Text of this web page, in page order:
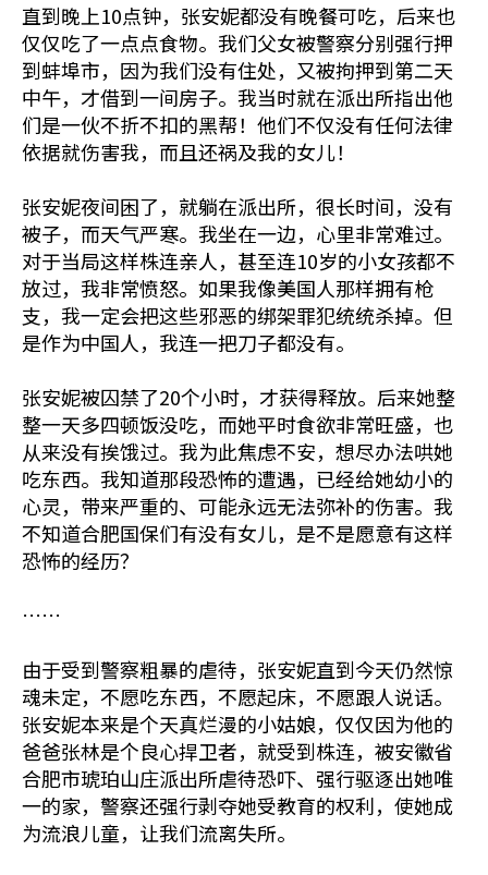
直到晚上10点钟，张安妮都没有晚餐可吃，后来也
仅仅吃了一点点食物。我们父女被警察分别强行押
到蚌埠市，因为我们没有住处，又被拘押到第二天
中午，才借到一间房子。我当时就在派出所指出他
们是一伙不折不扣的黑帮！他们不仅没有任何法律
依据就伤害我，而且还祸及我的女儿！
张安妮夜间困了，就躺在派出所，很长时间，没有
被子，而天气严寒。我坐在一边，心里非常难过。
对于当局这样株连亲人，甚至连10岁的小女孩都不
放过，我非常愤怒。如果我像美国人那样拥有枪
支，我一定会把这些邪恶的绑架罪犯统统杀掉。但
是作为中国人，我连一把刀子都没有。
张安妮被囚禁了20个小时，才获得释放。后来她整
整一天多四顿饭没吃，而她平时食欲非常旺盛，也
从来没有挨饿过。我为此焦虑不安，想尽办法哄她
吃东西。我知道那段恐怖的遭遇，已经给她幼小的
心灵，带来严重的、可能永远无法弥补的伤害。我
不知道合肥国保们有没有女儿，是不是愿意有这样
恐怖的经历？
……
由于受到警察粗暴的虐待，张安妮直到今天仍然惊
魂未定，不愿吃东西，不愿起床，不愿跟人说话。
张安妮本来是个天真烂漫的小姑娘，仅仅因为他的
爸爸张林是个良心捍卫者，就受到株连，被安徽省
合肥市琥珀山庄派出所虐待恐吓、强行驱逐出她唯
一的家，警察还强行剥夺她受教育的权利，使她成
为流浪儿童，让我们流离失所。